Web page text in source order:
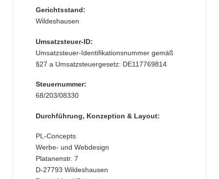
Gerichtsstand:
Wildeshausen
Umsatzsteuer-ID:
Umsatzsteuer-Identifikationsnummer gemäß
§27 a Umsatzsteuergesetz: DE117769814
Steuernummer:
68/203/08330
Durchführung, Konzeption & Layout:
PL-Concepts
Werbe- und Webdesign
Platanenstr. 7
D-27793 Wildeshausen